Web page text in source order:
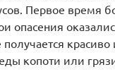
Первое время
опасения
получается
копоти или